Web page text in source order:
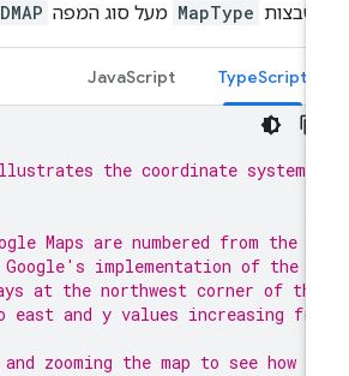
MapType מעל סוג המפה
TypeScript
JavaScript
illustrates the coordinate
Maps are numbered from the
Google's implementation of the
at the northwest corner of the
to east and y values increasing
and zooming the map to see how